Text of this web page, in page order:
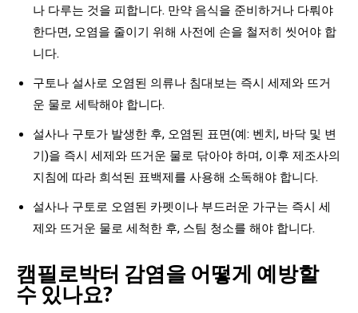
나 다루는 것을 피합니다. 만약 음식을 준비하거나 다뤄야
한다면, 오염을 줄이기 위해 사전에 손을 철저히 씻어야 합
니다.
구토나 설사로 오염된 의류나 침대보는 즉시 세제와 뜨거
운 물로 세탁해야 합니다.
설사나 구토가 발생한 후, 오염된 표면(예: 벤치, 바닥 및 변
기)을 즉시 세제와 뜨거운 물로 닦아야 하며, 이후 제조사의
지침에 따라 희석된 표백제를 사용해 소독해야 합니다.
설사나 구토로 오염된 카펫이나 부드러운 가구는 즉시 세
제와 뜨거운 물로 세척한 후, 스팀 청소를 해야 합니다.
캠필로박터 감염을 어떻게 예방할
수 있나요?